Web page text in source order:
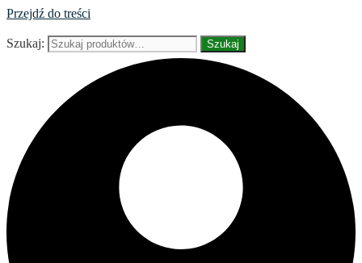
Przejdź do treści
Szukaj: Szukaj